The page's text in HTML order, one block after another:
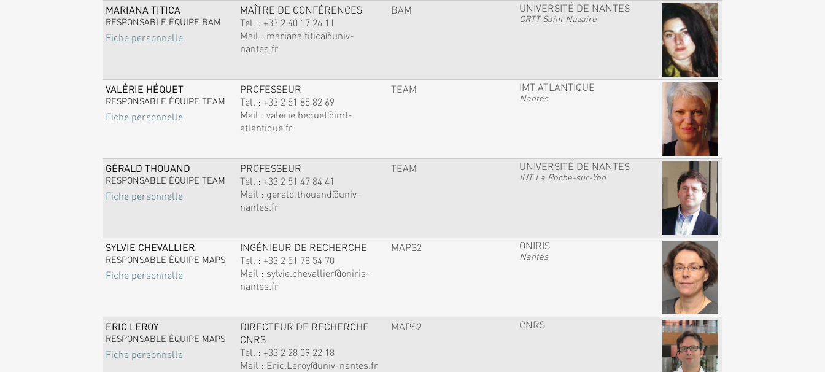
MARIANA TITICA
RESPONSABLE ÉQUIPE BAM
Fiche personnelle
MAÎTRE DE CONFÉRENCES
Tel. : +33 2 40 17 26 11
Mail : mariana.titica@univ-
nantes.fr
BAM UNIVERSITÉ DE NANTES
CRTT Saint Nazaire
VALÉRIE HÉQUET
RESPONSABLE ÉQUIPE TEAM
Fiche personnelle
PROFESSEUR
Tel. : +33 2 51 85 82 69
Mail : valerie.hequet@imt-
atlantique.fr
TEAM IMT ATLANTIQUE
Nantes
GÉRALD THOUAND
RESPONSABLE ÉQUIPE TEAM
Fiche personnelle
PROFESSEUR
Tel. : +33 2 51 47 84 41
Mail : gerald.thouand@univ-
nantes.fr
TEAM UNIVERSITÉ DE NANTES
IUT La Roche-sur-Yon
SYLVIE CHEVALLIER
RESPONSABLE ÉQUIPE MAPS
Fiche personnelle
INGÉNIEUR DE RECHERCHE
Tel. : +33 2 51 78 54 70
Mail : sylvie.chevallier@oniris-
nantes.fr
MAPS2 ONIRIS
Nantes
ERIC LEROY
RESPONSABLE ÉQUIPE MAPS
Fiche personnelle
DIRECTEUR DE RECHERCHE
CNRS
Tel. : +33 2 28 09 22 18
Mail : Eric.Leroy@univ-nantes.fr
MAPS2 CNRS